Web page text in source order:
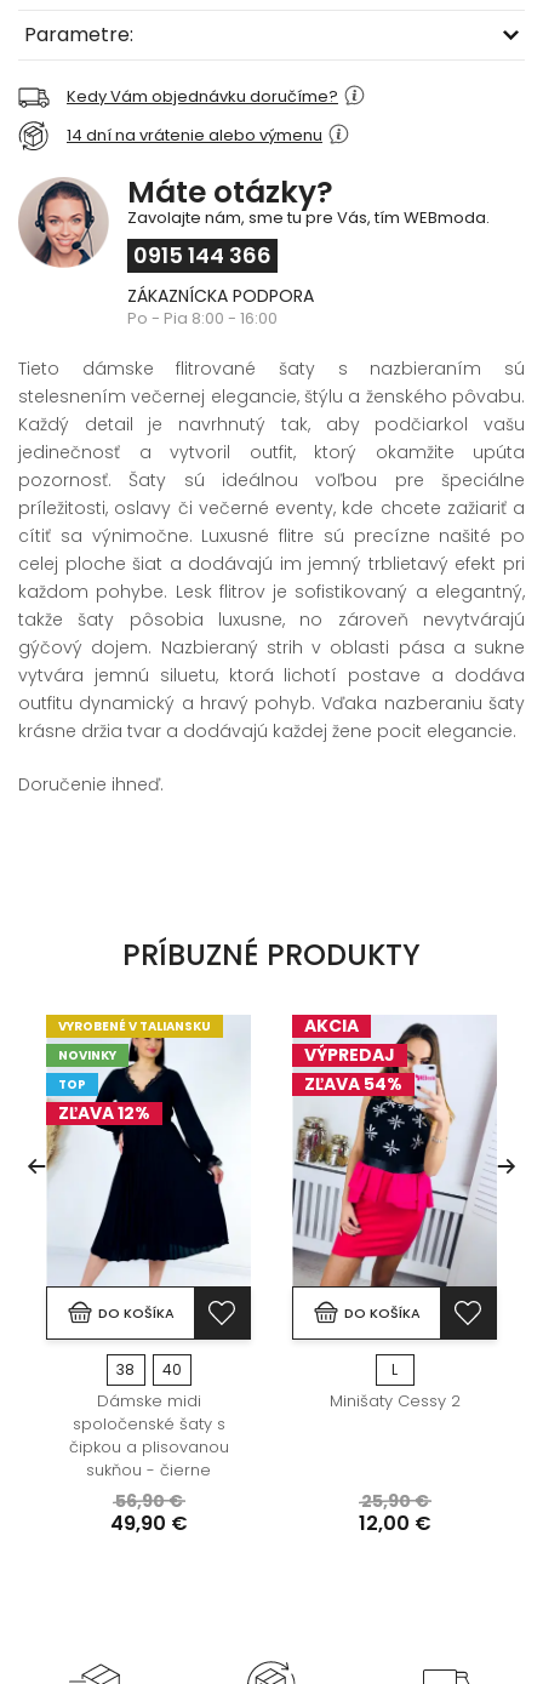
Parametre:
Kedy Vám objednávku doručíme?
14 dní na vrátenie alebo výmenu
Máte otázky?
Zavolajte nám, sme tu pre Vás, tím WEBmoda.
0915 144 366
ZÁKAZNÍCKA PODPORA
Po - Pia 8:00 - 16:00
Tieto dámske flitrované šaty s nazbieraním sú
stelesnením večernej elegancie, štýlu a ženského pôvabu.
Každý detail je navrhnutý tak, aby podčiarkol vašu
jedinečnosť a vytvoril outfit, ktorý okamžite upúta
pozornosť. Šaty sú ideálnou voľbou pre špeciálne
príležitosti, oslavy či večerné eventy, kde chcete zažiariť a
cítiť sa výnimočne. Luxusné flitre sú precízne našité po
celej ploche šiat a dodávajú im jemný trblietavý efekt pri
každom pohybe. Lesk flitrov je sofistikovaný a elegantný,
takže šaty pôsobia luxusne, no zároveň nevytvárajú
gýčový dojem. Nazbieraný strih v oblasti pása a sukne
vytvára jemnú siluetu, ktorá lichotí postave a dodáva
outfitu dynamický a hravý pohyb. Vďaka nazberaniu šaty
krásne držia tvar a dodávajú každej žene pocit elegancie.
Doručenie ihneď.
PRÍBUZNÉ PRODUKTY
VYROBENÉ V TALIANSKU
NOVINKY
TOP
ZĽAVA 12%
DO KOŠÍKA
38 40
Dámske midi
spoločenské šaty s
čipkou a plisovanou
sukňou - čierne
56,90 €
49,90 €
AKCIA
VÝPREDAJ
ZĽAVA 54%
DO KOŠÍKA
L
Minišaty Cessy 2
25,90 €
12,00 €